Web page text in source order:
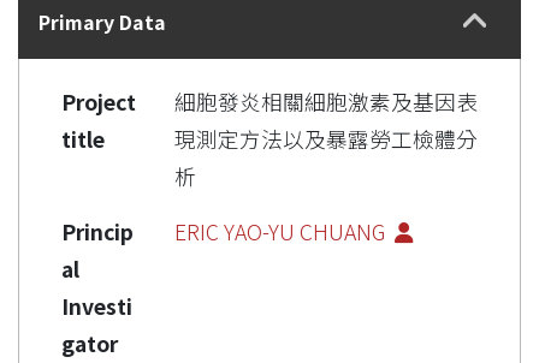
Primary Data
Project
title
細胞發炎相關細胞激素及基因表
現測定方法以及暴露勞工檢體分
析
Princip
al
Investi
gator
ERIC YAO-YU CHUANG